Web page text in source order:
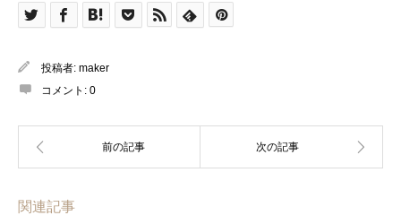
投稿者: maker
コメント: 0
関連記事